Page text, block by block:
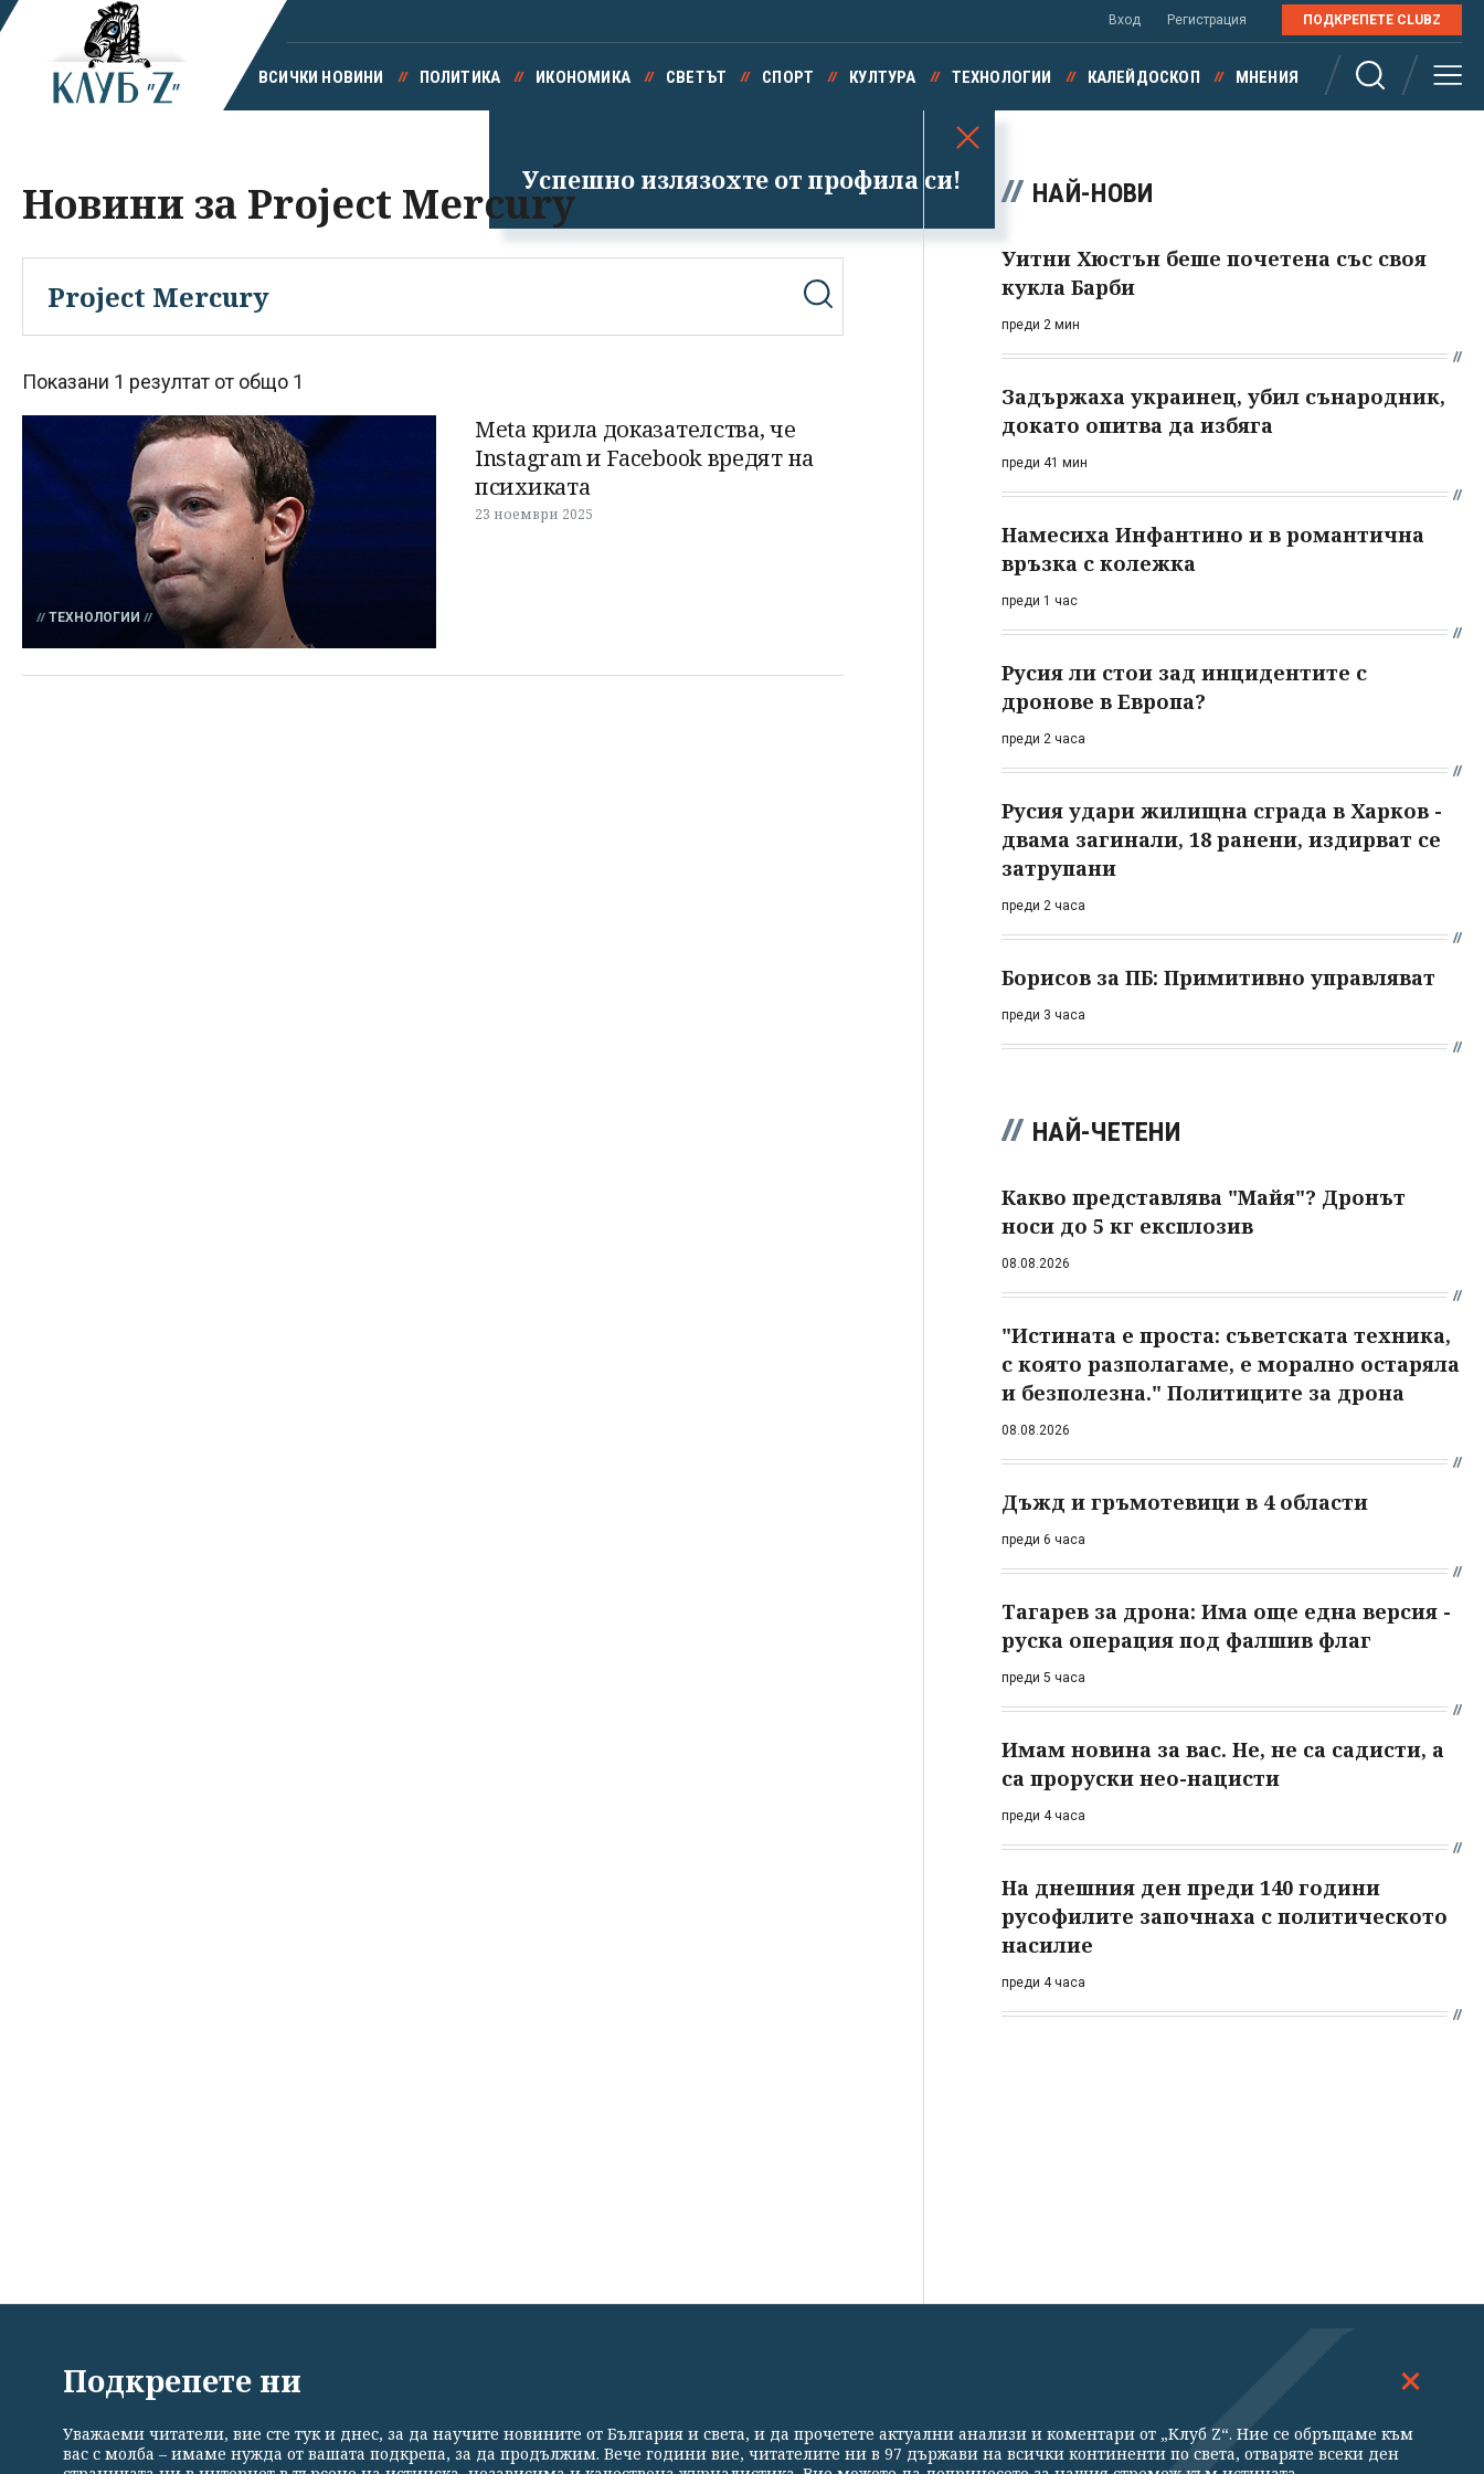
Успешно излязохте от профила си!
Вход Регистрация ПОДКРЕПЕТЕ CLUBZ
ВСИЧКИ НОВИНИ ПОЛИТИКА ИКОНОМИКА СВЕТЪТ СПОРТ КУЛТУРА ТЕХНОЛОГИИ КАЛЕЙДОСКОП МНЕНИЯ
Новини за Project Mercury
Показани 1 резултат от общо 1
ТЕХНОЛОГИИ
Meta крила доказателства, че
Instagram и Facebook вредят на
психиката
23 ноември 2025
НАЙ-НОВИ
Уитни Хюстън беше почетена със своя
кукла Барби
преди 2 мин
Задържаха украинец, убил сънародник,
докато опитва да избяга
преди 41 мин
Намесиха Инфантино и в романтична
връзка с колежка
преди 1 час
Русия ли стои зад инцидентите с
дронове в Европа?
преди 2 часа
Русия удари жилищна сграда в Харков -
двама загинали, 18 ранени, издирват се
затрупани
преди 2 часа
Борисов за ПБ: Примитивно управляват
преди 3 часа
НАЙ-ЧЕТЕНИ
Какво представлява "Майя"? Дронът
носи до 5 кг експлозив
08.08.2026
"Истината е проста: съветската техника,
с която разполагаме, е морално остаряла
и безполезна." Политиците за дрона
08.08.2026
Дъжд и гръмотевици в 4 области
преди 6 часа
Тагарев за дрона: Има още една версия -
руска операция под фалшив флаг
преди 5 часа
Имам новина за вас. Не, не са садисти, а
са проруски нео-нацисти
преди 4 часа
На днешния ден преди 140 години
русофилите започнаха с политическото
насилие
преди 4 часа
Общи условия Политика за поверителност Реклама Партньори Контакти За Клуб Z Екип Подкрепете ни
Подкрепете ни
Уважаеми читатели, вие сте тук и днес, за да научите новините от България и света, и да прочетете актуални анализи и коментари от „Клуб Z“. Ние се обръщаме към
вас с молба – имаме нужда от вашата подкрепа, за да продължим. Вече години вие, читателите ни в 97 държави на всички континенти по света, отваряте всеки ден